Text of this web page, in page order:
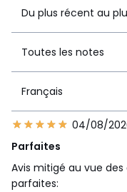
Du plus récent au
Toutes les notes
Français
04/08/
Parfaites
Avis mitigé au vue
parfaites: